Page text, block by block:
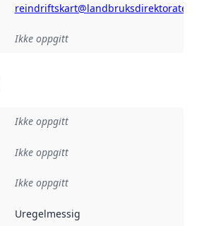
Ikke oppgitt
Ikke oppgitt
:
Ikke oppgitt
Ikke oppgitt
:
Uregelmessig